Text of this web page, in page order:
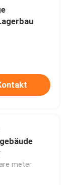
meter